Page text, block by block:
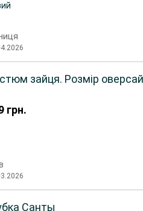
грн.
зайця. Розмір
Санты